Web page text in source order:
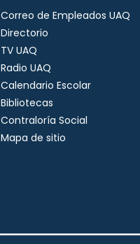
Correo de Empleados UAQ
Directorio
TV UAQ
Radio UAQ
Calendario Escolar
Bibliotecas
Contraloría Social
Mapa de sitio